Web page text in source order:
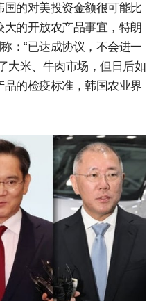
的对美投资金额很可能比
的开放农产品事宜，特朗
：“已达成协议，不会进一
大米、牛肉市场，但日后如
的检疫标准，韩国农业界